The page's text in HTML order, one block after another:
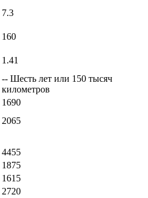
7.3
160
1.41
-- Шесть лет или 150 тысяч
километров
1690
2065
4455
1875
1615
2720